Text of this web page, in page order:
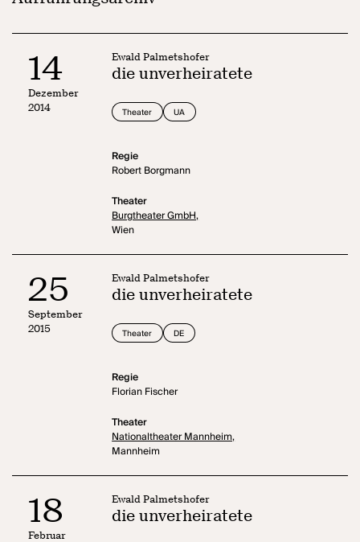
14
Dezember
2014
Ewald Palmetshofer
die unverheiratete
Theater UA
Regie
Robert Borgmann
Theater
Burgtheater GmbH,
Wien
25
September
2015
Ewald Palmetshofer
die unverheiratete
Theater DE
Regie
Florian Fischer
Theater
Nationaltheater Mannheim,
Mannheim
18
Februar
Ewald Palmetshofer
die unverheiratete